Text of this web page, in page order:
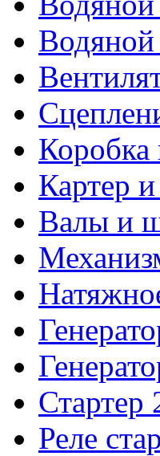
Водяной
Коробка
Картер
Валы и
Стартер
Реле